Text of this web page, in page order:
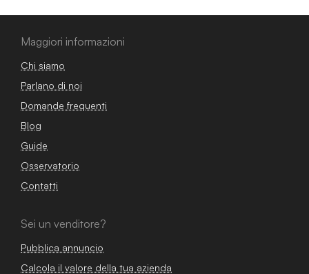
Maggiori informazioni
Chi siamo
Parlano di noi
Domande frequenti
Blog
Guide
Osservatorio
Contatti
Sei un venditore?
Pubblica annuncio
Calcola il valore della tua azienda